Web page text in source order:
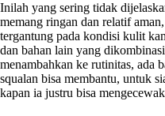
Inilah yang sering tidak
memang ringan dan relatif
tergantung pada kondisi kulit
dan bahan lain yang
menambahkan ke rutinitas, ada
squalan bisa membantu, untuk
kapan ia justru bisa